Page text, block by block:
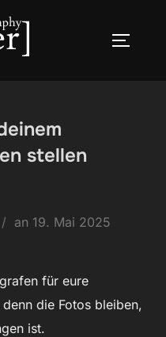
stellen
an Veröffentlicht
19. Mai 2025
für eure
die Fotos bleiben,
ist.